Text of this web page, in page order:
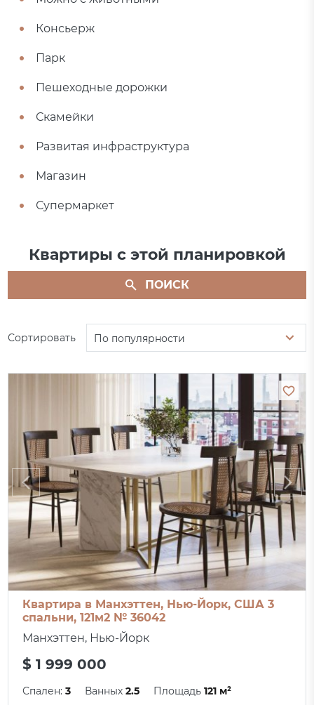
Консьерж
Парк
Пешеходные дорожки
Скамейки
Развитая инфраструктура
Магазин
Супермаркет
Квартиры с этой планировкой
ПОИСК
Сортировать По популярности
Квартира в Манхэттен, Нью-Йорк, США 3
спальни, 121м2 № 36042
Манхэттен, Нью-Йорк
$ 1 999 000
Спален:3 Ванных2.5 Площадь121 м²